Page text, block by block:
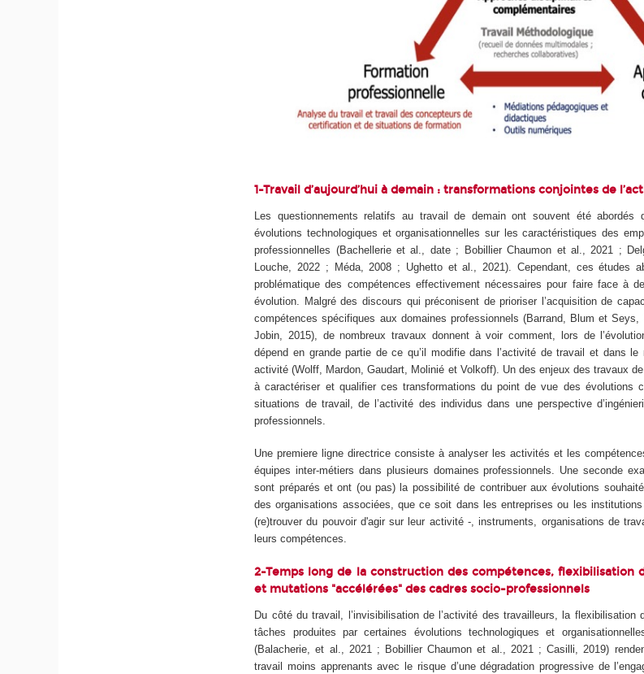
1-Travail d’aujourd’hui à demain : transformations conjointes de
Les questionnements relatifs au travail de demain ont souvent été
évolutions technologiques et organisationnelles sur les caractéristiques des
professionnelles (Bachellerie et al., date ; Bobillier Chaumon et al., 2021 ;
Louche, 2022 ; Méda, 2008 ; Ughetto et al., 2021). Cependant, ces études
problématique des compétences effectivement nécessaires pour faire face à
évolution. Malgré des discours qui préconisent de prioriser l’acquisition de
compétences spécifiques aux domaines professionnels (Barrand, Blum et
Jobin, 2015), de nombreux travaux donnent à voir comment, lors de
dépend en grande partie de ce qu’il modifie dans l’activité de travail et dans le
activité (Wolff, Mardon, Gaudart, Molinié et Volkoff). Un des enjeux des travaux
à caractériser et qualifier ces transformations du point de vue des évolutions
situations de travail, de l’activité des individus dans une perspective
professionnels.
Une premiere ligne directrice consiste à analyser les activités et les
équipes inter-métiers dans plusieurs domaines professionnels. Une seconde
sont préparés et ont (ou pas) la possibilité de contribuer aux évolutions
des organisations associées, que ce soit dans les entreprises ou les
(re)trouver du pouvoir d'agir sur leur activité -, instruments, organisations de
leurs compétences.
2-Temps long de la construction des compétences, flexibilisation
et mutations "accélérées" des cadres socio-professionnels
Du côté du travail, l’invisibilisation de l’activité des travailleurs, la flexibilisation
tâches produites par certaines évolutions technologiques et
(Balacherie, et al., 2021 ; Bobillier Chaumon et al., 2021 ; Casilli, 2019)
travail moins apprenants avec le risque d’une dégradation progressive de